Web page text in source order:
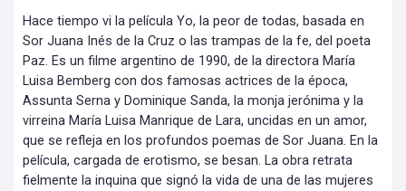
Hace tiempo vi la película Yo, la peor de todas, basada en
Sor Juana Inés de la Cruz o las trampas de la fe, del poeta
Paz. Es un filme argentino de 1990, de la directora María
Luisa Bemberg con dos famosas actrices de la época,
Assunta Serna y Dominique Sanda, la monja jerónima y la
virreina María Luisa Manrique de Lara, uncidas en un amor,
que se refleja en los profundos poemas de Sor Juana. En la
película, cargada de erotismo, se besan. La obra retrata
fielmente la inquina que signó la vida de una de las mujeres